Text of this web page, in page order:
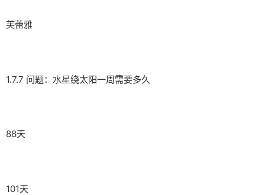
芙蕾雅
1.7.7 问题：水星绕太阳一周需要多久
88天
101天